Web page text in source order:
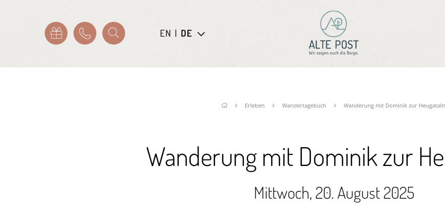
EN | DE
Erleben Wandertagebuch Wanderung mit Dominik zur
Wanderung mit Dominik zur
Mittwoch, 20. August 2025